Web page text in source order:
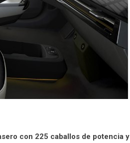
con 225 caballos de potencia y